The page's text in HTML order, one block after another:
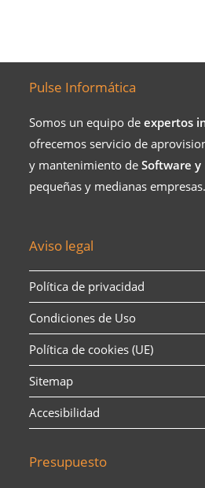
Pulse Informática
Somos un equipo de expertos
ofrecemos servicio de
y mantenimiento deSoftware y
pequeñas y medianas empresas.​
Aviso legal
Política de privacidad
Condiciones de Uso
Política de cookies (UE)
Sitemap
Accesibilidad
Presupuesto